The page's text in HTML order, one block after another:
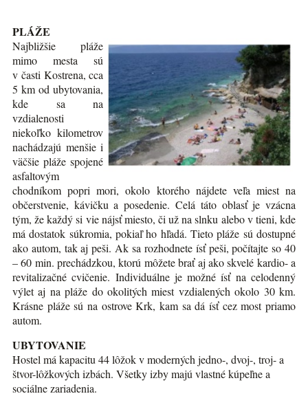
PLÁŽE
Najbližšie pláže
mimo mesta sú
v časti Kostrena, cca
5 km od ubytovania,
kde sa na
vzdialenosti
niekoľko kilometrov
nachádzajú menšie i
väčšie pláže spojené
asfaltovým
chodníkom popri mori, okolo ktorého nájdete veľa miest na
občerstvenie, kávičku a posedenie. Celá táto oblasť je vzácna
tým, že každý si vie nájsť miesto, či už na slnku alebo v tieni, kde
má dostatok súkromia, pokiaľ ho hľadá. Tieto pláže sú dostupné
ako autom, tak aj peši. Ak sa rozhodnete ísť peši, počítajte so 40
– 60 min. prechádzkou, ktorú môžete brať aj ako skvelé kardio- a
revitalizačné cvičenie. Individuálne je možné ísť na celodenný
výlet aj na pláže do okolitých miest vzdialených okolo 30 km.
Krásne pláže sú na ostrove Krk, kam sa dá ísť cez most priamo
autom.
UBYTOVANIE
Hostel má kapacitu 44 lôžok v moderných jedno-, dvoj-, troj- a
štvor-lôžkových izbách. Všetky izby majú vlastné kúpeľne a
sociálne zariadenia.